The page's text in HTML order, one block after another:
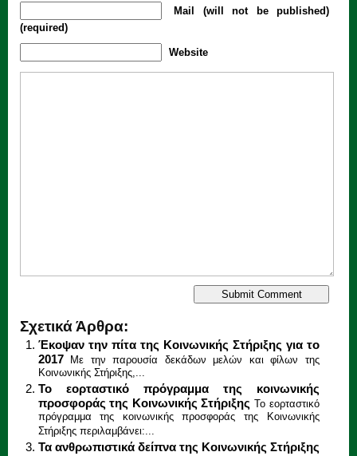
Mail (will not be published)
(required)
Website
Σχετικά Άρθρα:
Έκοψαν την πίτα της Κοινωνικής Στήριξης για το
2017
Με την παρουσία δεκάδων μελών και φίλων της
Κοινωνικής Στήριξης,...
Το εορταστικό πρόγραμμα της κοινωνικής
προσφοράς της Κοινωνικής Στήριξης
Το εορταστικό
πρόγραμμα της κοινωνικής προσφοράς της Κοινωνικής
Στήριξης περιλαμβάνει:...
Τα ανθρωπιστικά δείπνα της Κοινωνικής Στήριξης